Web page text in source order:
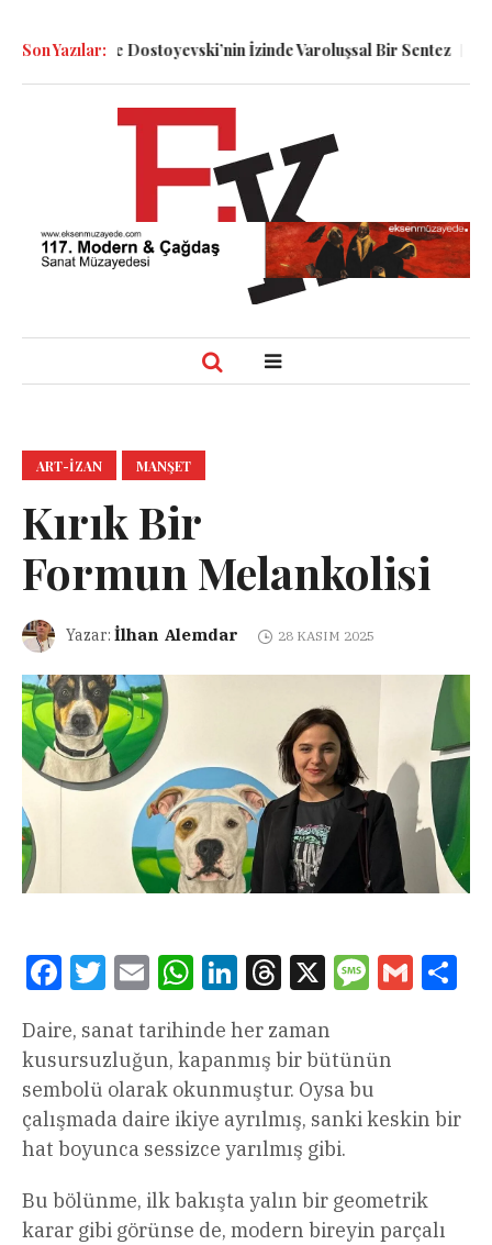
Son Yazılar:
ve Dostoyevski’nin İzinde Varoluşsal Bir Sentez Herbert
ART-IZAN MANŞET
Kırık Bir
Formun Melankolisi
Yazar: İlhan Alemdar 28 KASIM 2025
FacebookTwitterEmail WhatsAppLinkedInThreads
X Message
Gmail
Daire, sanat tarihinde her zaman
kusursuzluğun, kapanmış bir bütünün
sembolü olarak okunmuştur. Oysa bu
çalışmada daire ikiye ayrılmış, sanki keskin bir
hat boyunca sessizce yarılmış gibi.
Bu bölünme, ilk bakışta yalın bir geometrik
karar gibi görünse de, modern bireyin parçalı